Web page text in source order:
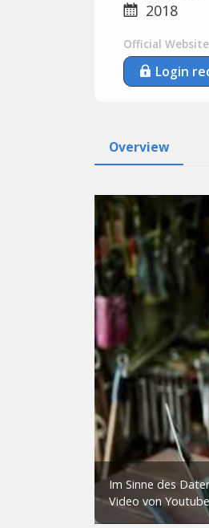
2018
Official
Login
Overview